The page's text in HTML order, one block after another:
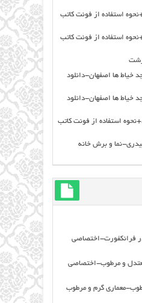
استفاده از فونت کاتب
استفاده از فونت کاتب
رشت
خیاط ها اصفهان-دانلود
خیاط ها اصفهان-دانلود
استفاده از فونت کاتب
نما و برش خانه
فرانکفورت-اختصاصی
معتدل و مرطوب-اختصاصی
معماری گرم و مرطوب